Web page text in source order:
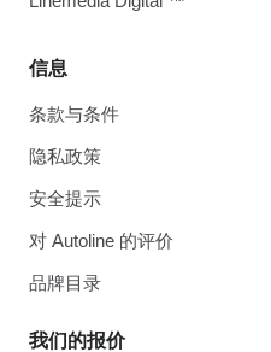
信息
条款与条件
隐私政策
安全提示
对 Autoline 的评价
品牌目录
我们的报价